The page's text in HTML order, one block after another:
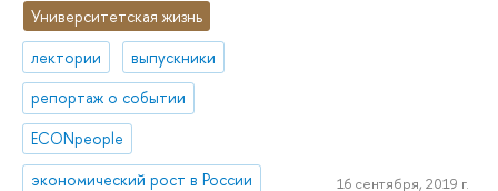
Университетская жизнь
лектории
выпускники
репортаж о событии
ECONpeople
экономический рост в России
16 сентября, 2019 г.